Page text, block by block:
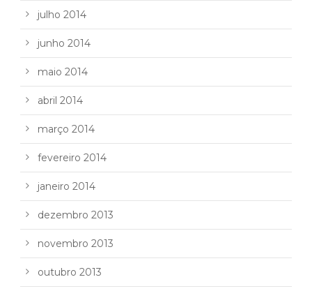
julho 2014
junho 2014
maio 2014
abril 2014
março 2014
fevereiro 2014
janeiro 2014
dezembro 2013
novembro 2013
outubro 2013